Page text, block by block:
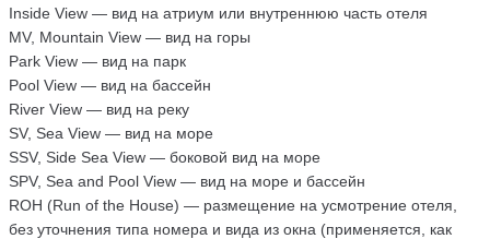
Inside View — вид на атриум или внутреннюю часть отеля
MV, Mountain View — вид на горы
Park View — вид на парк
Pool View — вид на бассейн
River View — вид на реку
SV, Sea View — вид на море
SSV, Side Sea View — боковой вид на море
SPV, Sea and Pool View — вид на море и бассейн
ROH (Run of the House) — размещение на усмотрение отеля,
без уточнения типа номера и вида из окна (применяется, как